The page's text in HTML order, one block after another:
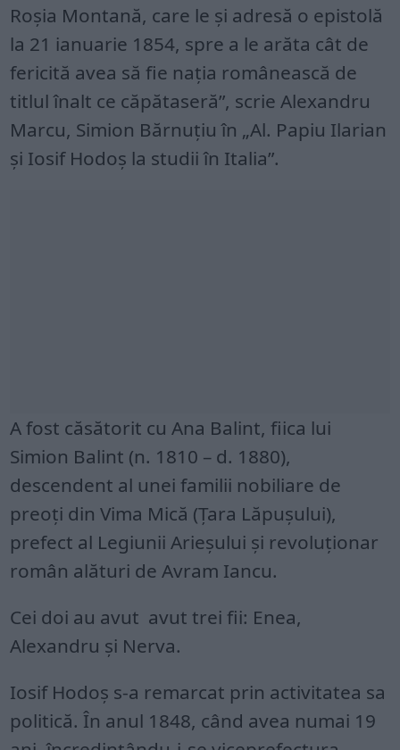
Roșia Montană, care le și adresă o epistolă
la 21 ianuarie 1854, spre a le arăta cât de
fericită avea să fie nația românească de
titlul înalt ce căpătaseră”, scrie Alexandru
Marcu, Simion Bărnuțiu în „Al. Papiu Ilarian
și Iosif Hodoș la studii în Italia”.
A fost căsătorit cu Ana Balint, fiica lui
Simion Balint (n. 1810 – d. 1880),
descendent al unei familii nobiliare de
preoți din Vima Mică (Țara Lăpușului),
prefect al Legiunii Arieșului și revoluționar
român alături de Avram Iancu.
Cei doi au avut avut trei fii: Enea,
Alexandru și Nerva.
Iosif Hodoș s-a remarcat prin activitatea sa
politică. În anul 1848, când avea numai 19